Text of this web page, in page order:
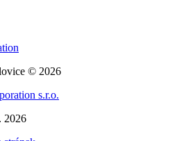
© 2026
s.r.o.
2026